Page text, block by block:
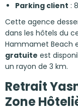
Parking client :
Cette agence
dans les hôtels du
Hammamet Beach
gratuite est
un rayon de 3 km.
Retrait
Zone